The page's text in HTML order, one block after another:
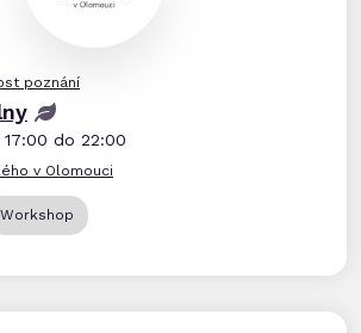
poznání
do 22:00
v Olomouci
Workshop